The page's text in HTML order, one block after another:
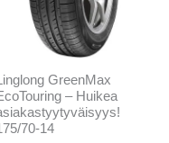
Linglong GreenMax
– Huikea
70-14